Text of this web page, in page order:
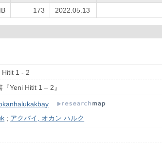
173 2022.05.13
Hitit 1 - 2
Yeni Hitit 1 – 2』
; アクバイ, オカン ハルク